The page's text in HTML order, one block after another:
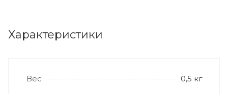
Характеристики
Вес 0,5 кг